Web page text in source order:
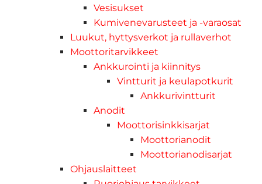
Vesisukset
Kumivenevarusteet ja -varaosat
Luukut, hyttysverkot ja rullaverhot
Moottoritarvikkeet
Ankkurointi ja kiinnitys
Vintturit ja keulapotkurit
Ankkurivintturit
Anodit
Moottorisinkkisarjat
Moottorianodit
Moottorianodisarjat
Ohjauslaitteet